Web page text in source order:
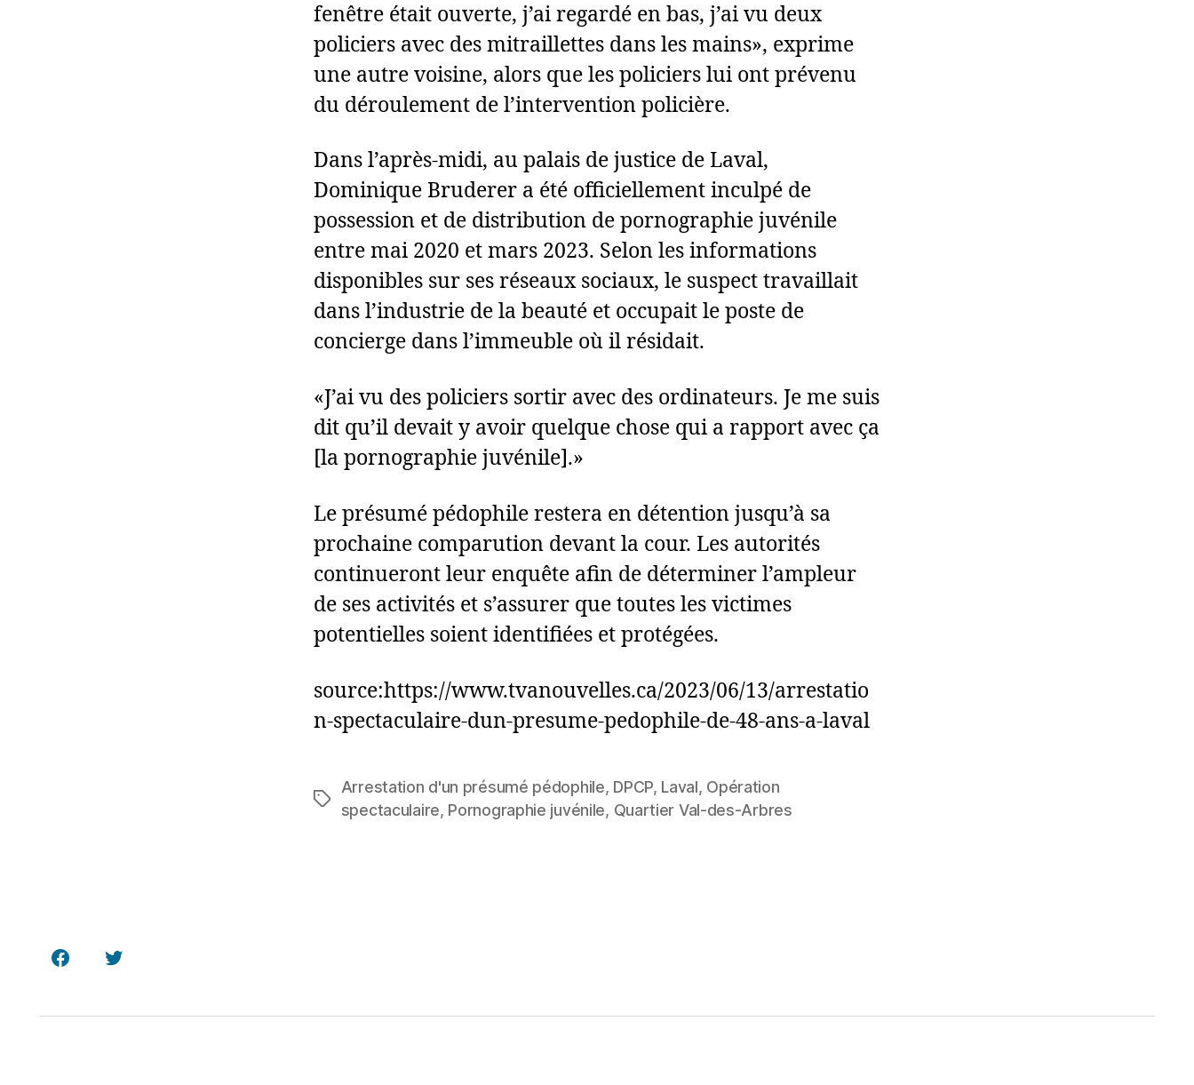
fenêtre était ouverte, j’ai regardé en bas, j’ai vu deux
policiers avec des mitraillettes dans les mains», exprime
une autre voisine, alors que les policiers lui ont prévenu
du déroulement de l’intervention policière.
Dans l’après-midi, au palais de justice de Laval,
Dominique Bruderer a été officiellement inculpé de
possession et de distribution de pornographie juvénile
entre mai 2020 et mars 2023. Selon les informations
disponibles sur ses réseaux sociaux, le suspect travaillait
dans l’industrie de la beauté et occupait le poste de
concierge dans l’immeuble où il résidait.
«J’ai vu des policiers sortir avec des ordinateurs. Je me suis
dit qu’il devait y avoir quelque chose qui a rapport avec ça
[la pornographie juvénile].»
Le présumé pédophile restera en détention jusqu’à sa
prochaine comparution devant la cour. Les autorités
continueront leur enquête afin de déterminer l’ampleur
de ses activités et s’assurer que toutes les victimes
potentielles soient identifiées et protégées.
source:https://www.tvanouvelles.ca/2023/06/13/arrestatio
n-spectaculaire-dun-presume-pedophile-de-48-ans-a-laval
Étiquettes
Arrestation d'un présumé pédophile, DPCP, Laval, Opération
spectaculaire, Pornographie juvénile, Quartier Val-des-Arbres
FacebookTwitter